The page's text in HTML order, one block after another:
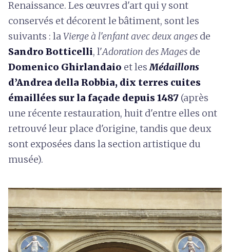
Renaissance. Les œuvres d'art qui y sont
conservés et décorent le bâtiment, sont les
suivants : laVierge à l'enfant avec deux anges de
Sandro Botticelli, l'Adoration des Mages de
Domenico Ghirlandaio et lesMédaillons
d’Andrea della Robbia, dix terres cuites
émaillées sur la façade depuis 1487 (après
une récente restauration, huit d'entre elles ont
retrouvé leur place d'origine, tandis que deux
sont exposées dans la section artistique du
musée).